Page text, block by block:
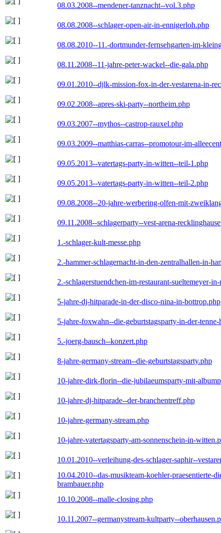
08.03.2008--mendener-tanznacht--vol.3.php
08.08.2008--schlager-open-air-in-ennigerloh.php
08.08.2010--11.-dortmunder-fernsehgarten-im-
08.11.2008--11-jahre-peter-wackel--die-gala.php
09.01.2010--djlk-mission-fox-in-der-vestarena-in-
09.02.2008--apres-ski-party--northeim.php
09.03.2007--mythos--castrop-rauxel.php
09.03.2009--matthias-carras--promotour-im-
09.05.2013--vatertags-party-in-witten--teil-1.php
09.05.2013--vatertags-party-in-witten--teil-2.php
09.08.2008--20-jahre-werbering-olfen-mit-
09.11.2008--schlagerparty--vest-arena-
1.-schlager-kult-messe.php
2.-hammer-schlagernacht-in-den-zentralhallen-in-
2.-schlagerstuendchen-im-restaurant-sueltemeyer-
5-jahre-dj-hitparade-in-der-disco-nina-in-bottrop.php
5-jahre-foxwahn--die-geburtstagsparty-in-der-tenne-
5.-joerg-bausch--konzert.php
8-jahre-germany-stream--die-geburtstagsparty.php
10-jahre-dirk-florin--die-jubilaeumsparty-mit-
10-jahre-dj-hitparade--der-branchentreff.php
10-jahre-germany-stream.php
10-jahre-vatertagsparty-am-sonnenschein-in-
10.01.2010--verleihung-des-schlager-saphir--
10.04.2010--das-musikteam-koehler-praesentierte-
brambauer.php
10.10.2008--malle-closing.php
10.11.2007--germanystream-kultparty--